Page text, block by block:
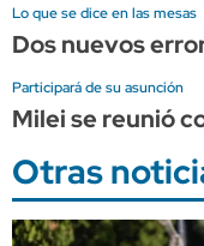
Lo que se dice en las mesas
Dos nuevos
Participará de su asunción
Milei se reunió
Otras